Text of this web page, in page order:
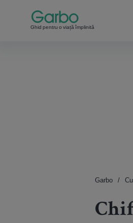
Ghid pentru o viață împlinită
Garbo